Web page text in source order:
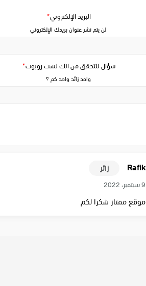
سؤال للتحقق من انك لست روبوت*
واحد زائد واحد كم ؟
البريد الإلكتروني*
لن يتم نشر عنوان بريدك الإلكتروني
Rafik زائر
9 سبتمبر، 2022
موقع ممتاز شكرا لكم